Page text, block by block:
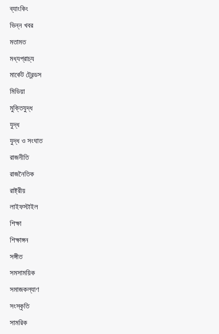
ব্যাংকিং
ভিন্ন খবর
মতামত
মধ্যপ্রাচ্য
মার্কেট ট্রেন্ডস
মিডিয়া
মুক্তিযুদ্ধ
যুদ্ধ
যুদ্ধ ও সংঘাত
রাজনীতি
রাজনৈতিক
রাষ্ট্রীয়
লাইফস্টাইল
শিক্ষা
শিক্ষাঙ্গন
সঙ্গীত
সমসাময়িক
সমাজকল্যাণ
সংস্কৃতি
সামরিক